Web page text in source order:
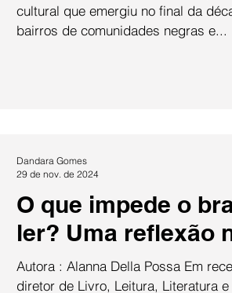
cultural que emergiu no final da
bairros de comunidades negras e...
O que impede o
ler? Uma reflexão
Autora : Alanna Della Possa Em recente decisão, o
diretor de Livro, Leitura, Literatura
Dandara Gomes
29 de nov. de 2024